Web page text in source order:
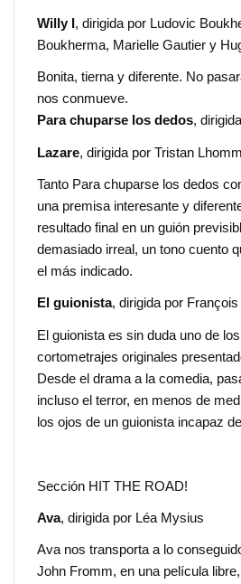
Willy I, dirigida por Ludovic
Boukherma, Marielle Gautier y
Bonita, tierna y diferente. No
nos conmueve.
Para chuparse los dedos,
Lazare, dirigida por Tristan
Tanto Para chuparse los dedos
una premisa interesante y
resultado final en un guión
demasiado irreal, un tono cuento
el más indicado.
El guionista, dirigida por
El guionista es sin duda uno de
cortometrajes originales
Desde el drama a la comedia,
incluso el terror, en menos de
los ojos de un guionista incapaz
Sección HIT THE ROAD!
Ava, dirigida por Léa Mysius
Ava nos transporta a lo
John Fromm, en una película